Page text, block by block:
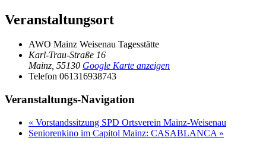
Veranstaltungsort
AWO Mainz Weisenau Tagesstätte
Karl-Trau-Straße 16
Mainz, 55130 Google Karte anzeigen
Telefon 061316938743
Veranstaltungs-Navigation
« Vorstandssitzung SPD Ortsverein Mainz-Weisenau
Seniorenkino im Capitol Mainz: CASABLANCA »